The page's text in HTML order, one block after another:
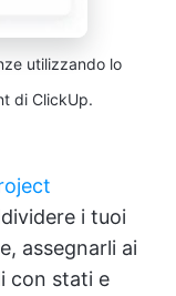
utilizzando lo
di ClickUp.
i tuoi
assegnarli ai
con stati e